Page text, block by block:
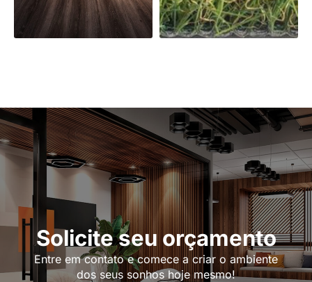
Solicite seu orçamento
Entre em contato e comece a criar o ambiente
dos seus sonhos hoje mesmo!